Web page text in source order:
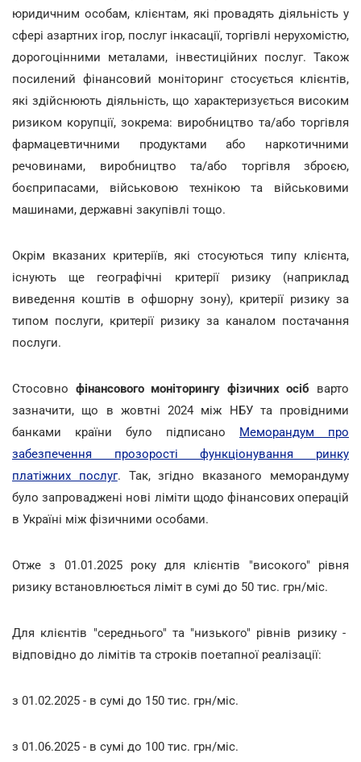
юридичним особам, клієнтам, які провадять діяльність у
сфері азартних ігор, послуг інкасації, торгівлі нерухомістю,
дорогоцінними металами, інвестиційних послуг. Також
посилений фінансовий моніторинг стосується клієнтів,
які здійснюють діяльність, що характеризується високим
ризиком корупції, зокрема: виробництво та/або торгівля
фармацевтичними продуктами або наркотичними
речовинами, виробництво та/або торгівля зброєю,
боєприпасами, військовою технікою та військовими
машинами, державні закупівлі тощо.
Окрім вказаних критеріїв, які стосуються типу клієнта,
існують ще географічні критерії ризику (наприклад
виведення коштів в офшорну зону), критерії ризику за
типом послуги, критерії ризику за каналом постачання
послуги.
Стосовно фінансового моніторингу фізичних осіб варто
зазначити, що в жовтні 2024 між НБУ та провідними
банками країни було підписано Меморандум про
забезпечення прозорості функціонування ринку
платіжних послуг. Так, згідно вказаного меморандуму
було запроваджені нові ліміти щодо фінансових операцій
в Україні між фізичними особами.
Отже з 01.01.2025 року для клієнтів "високого" рівня
ризику встановлюється ліміт в сумі до 50 тис. грн/міс.
Для клієнтів "середнього" та "низького" рівнів ризику -
відповідно до лімітів та строків поетапної реалізації:
з 01.02.2025 - в сумі до 150 тис. грн/міс.
з 01.06.2025 - в сумі до 100 тис. грн/міс.